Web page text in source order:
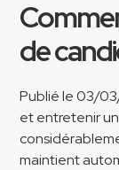
de
Publié le 03/
et entretenir
maintient